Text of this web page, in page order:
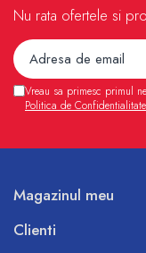
Nu rata ofertele si
Vreau sa primesc primul
Politica de Confidentialitate
Magazinul meu
Clienti